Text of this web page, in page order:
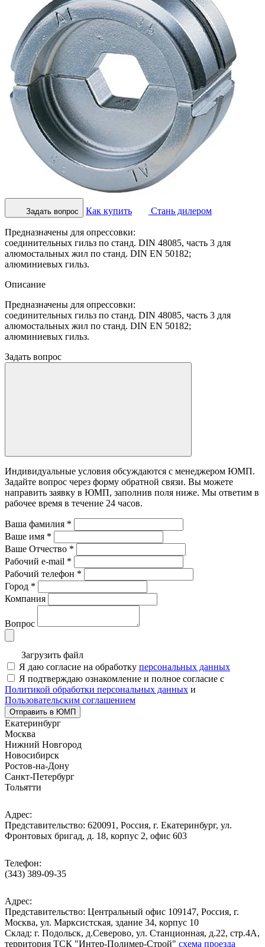
Задать вопрос Как купить Стань дилером
Предназначены для опрессовки:
соединительных гильз по станд. DIN 48085, часть 3 для
алюмостальных жил по станд. DIN EN 50182;
алюминиевых гильз.
Описание
Предназначены для опрессовки:
соединительных гильз по станд. DIN 48085, часть 3 для
алюмостальных жил по станд. DIN EN 50182;
алюминиевых гильз.
Задать вопрос
Индивидуальные условия обсуждаются с менеджером ЮМП.
Задайте вопрос через форму обратной связи. Вы можете
направить заявку в ЮМП, заполнив поля ниже. Mы ответим в
рабочее время в течение 24 часов.
Ваша фамилия *
Ваше имя *
Ваше Отчество *
Рабочий e-mail *
Рабочий телефон *
Город *
Компания
Вопрос
Загрузить файл
Я даю согласие на обработку персональных данных
Я подтверждаю ознакомление и полное согласие с
Политикой обработки персональных данных и
Пользовательским соглашением
Отправить в ЮМП
Екатеринбург
Москва
Нижний Новгород
Новосибирск
Ростов-на-Дону
Санкт-Петербург
Тольятти
Адрес:
Представительство: 620091, Россия, г. Екатеринбург, ул.
Фронтовых бригад, д. 18, корпус 2, офис 603
Телефон:
(343) 389-09-35
Адрес:
Представительство: Центральный офис 109147, Россия, г.
Москва, ул. Марксистская, здание 34, корпус 10
Cклад: г. Подольск, д.Северово, ул. Станционная, д.22, стр.4А,
территория ТСК "Интер-Полимер-Строй" схема проезда